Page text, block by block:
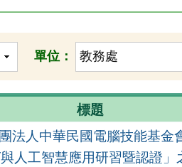
單位：
標題
法人中華民國電腦技能基金
人工智慧應用研習暨認證」